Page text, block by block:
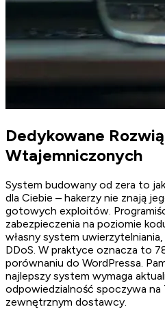
Dedykowane
Wtajemniczonych
System budowany od zera to
dla Ciebie – hakerzy nie znają
gotowych exploitów.
zabezpieczenia na poziomie
własny system
DDoS. W praktyce oznacza to
porównaniu do WordPressa.
najlepszy system wymaga
odpowiedzialność spoczywa na
zewnętrznym dostawcy.